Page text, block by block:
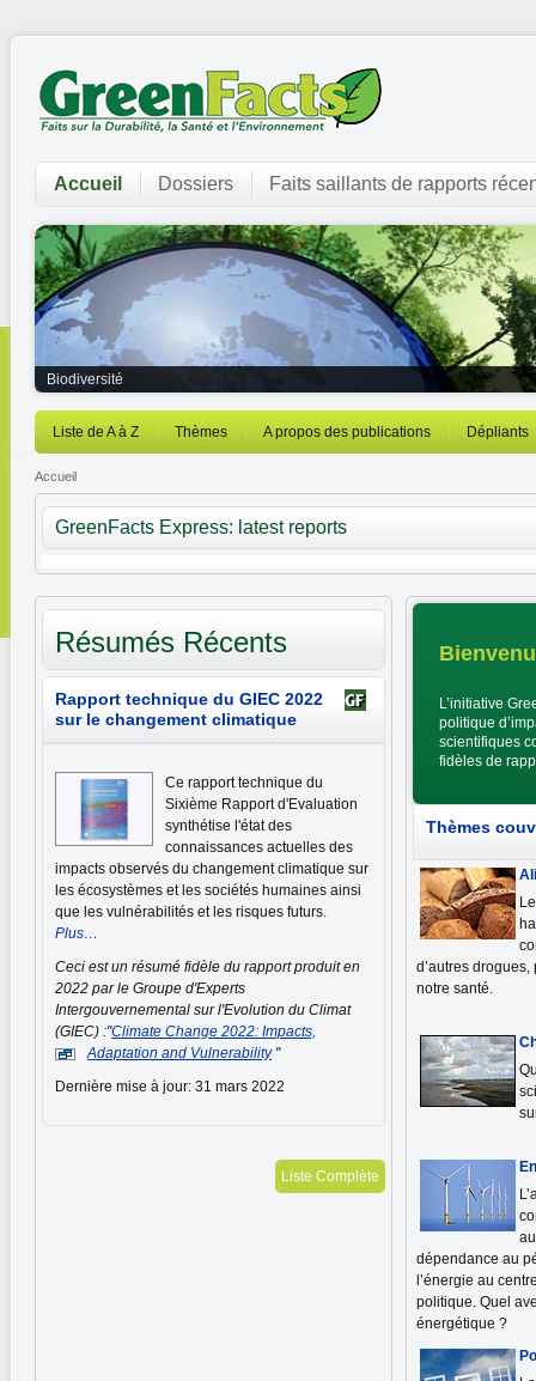
Accueil Dossiers Faits saillants de rapports
Biodiversité
Liste de A à Z Thèmes A propos des publications Dépliants
Accueil
GreenFacts Express: latest reports
Résumés Récents
Rapport technique du GIEC 2022
sur le changement climatique
Ce rapport technique du
Sixième Rapport d'Evaluation
synthétise l'état des
connaissances actuelles des
impacts observés du changement climatique sur
les écosystèmes et les sociétés humaines ainsi
que les vulnérabilités et les risques futurs.
Plus…
Ceci est un résumé fidèle du rapport produit en
2022 par le Groupe d'Experts
Intergouvernemental sur l'Evolution du Climat
(GIEC) :"Climate Change 2022: Impacts,
Adaptation and Vulnerability "
Dernière mise à jour: 31 mars 2022
Liste Complète
L’initiative
politique
scientifiques
fidèles de
Thèmes
d’autres
notre santé.
dépendance au
l’énergie au
politique. Quel
énergétique ?